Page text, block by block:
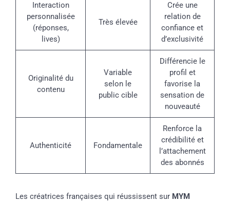
Interaction
personnalisée
(réponses,
lives)
Très élevée
Crée une
relation de
confiance et
d’exclusivité
Originalité du
contenu
Variable
selon le
public cible
Différencie le
profil et
favorise la
sensation de
nouveauté
Authenticité Fondamentale
Renforce la
crédibilité et
l’attachement
des abonnés
Les créatrices françaises qui réussissent sur MYM